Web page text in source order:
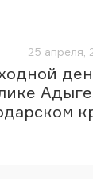
25 апреля,